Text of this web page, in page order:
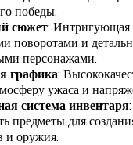
победы.
сюжет: Интригующая
поворотами и
персонажами.
графика:
ужаса и
система инвентаря
предметы для
и оружия.